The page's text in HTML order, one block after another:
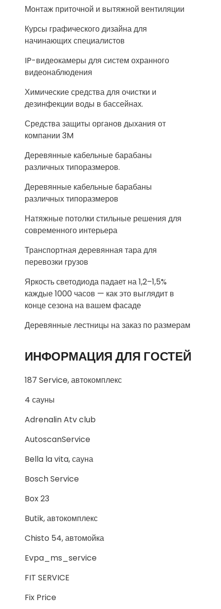
Монтаж приточной и вытяжной вентиляции
Курсы графического дизайна для
начинающих специалистов
IP-видеокамеры для систем охранного
видеонаблюдения
Химические средства для очистки и
дезинфекции воды в бассейнах.
Средства защиты органов дыхания от
компании 3M
Деревянные кабельные барабаны
различных типоразмеров.
Деревянные кабельные барабаны
различных типоразмеров
Натяжные потолки стильные решения для
современного интерьера
Транспортная деревянная тара для
перевозки грузов
Яркость светодиода падает на 1,2–1,5%
каждые 1000 часов — как это выглядит в
конце сезона на вашем фасаде
Деревянные лестницы на заказ по размерам
ИНФОРМАЦИЯ ДЛЯ ГОСТЕЙ
187 Service, автокомплекс
4 сауны
Adrenalin Atv club
AutoscanService
Bella la vita, сауна
Bosch Service
Box 23
Butik, автокомплекс
Chisto 54, автомойка
Evpa_ms_service
FIT SERVICE
Fix Price